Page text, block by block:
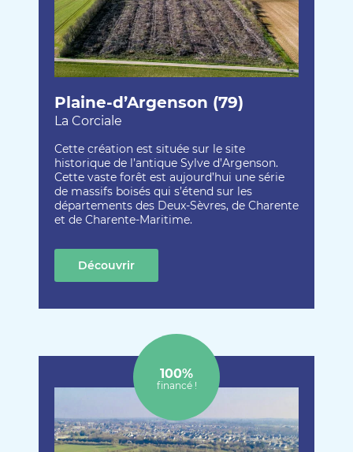
Plaine-d’Argenson (79)
La Corciale
Cette création est située sur le site
historique de l’antique Sylve d’Argenson.
Cette vaste forêt est aujourd’hui une série
de massifs boisés qui s’étend sur les
départements des Deux-Sèvres, de Charente
et de Charente-Maritime.
Découvrir
100%
financé !